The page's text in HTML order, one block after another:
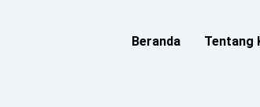
Beranda Tentang